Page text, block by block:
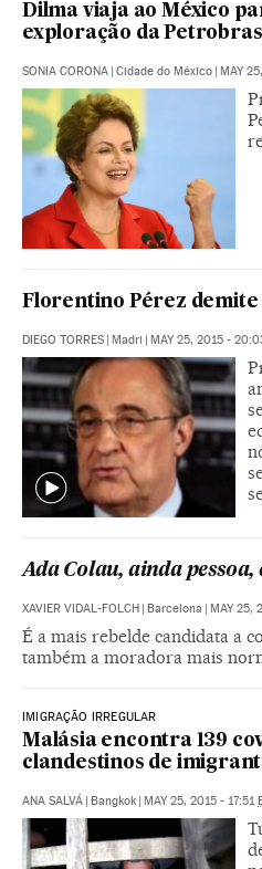
Dilma viaja ao México
exploração da Petrobras
SONIA CORONA | Cidade do México | MAY
Florentino Pérez
DIEGO TORRES | Madri | MAY 25, 2015 -
Ada Colau, ainda pessoa,
XAVIER VIDAL-FOLCH | Barcelona | MAY 25,
É a mais rebelde candidata a
também a moradora mais
IMIGRAÇÃO IRREGULAR
Malásia encontra 139
clandestinos de
ANA SALVÁ | Bangkok | MAY 25, 2015 - 17:51